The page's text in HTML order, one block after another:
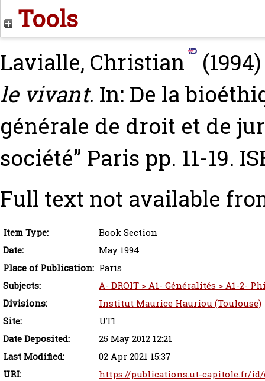
Tools
Lavialle, Christian
le vivant. In: De la
générale de droit et de
société” Paris pp. 11-19.
Full text not available
Item Type:
Book Section
Date:
May 1994
Place of Publication: Paris
Subjects:
A- DROIT > A1- Généralités > A1-2-
Divisions:
Institut Maurice Hauriou (Toulouse)
Site:
UT1
Date Deposited:
25 May 2012 12:21
Last Modified:
02 Apr 2021 15:37
URI:
https://publications.ut-capitole.fr/